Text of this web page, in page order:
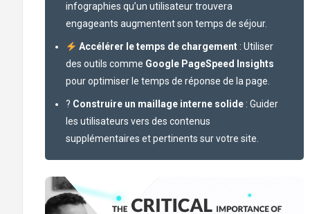
infographies qu’un utilisateur trouvera
engageants augmentent son temps de séjour.
Accélérer le temps de chargement: Utiliser
des outils comme Google PageSpeed Insights
pour optimiser le temps de réponse de la page.
? Construire un maillage interne solide : Guider
les utilisateurs vers des contenus
supplémentaires et pertinents sur votre site.